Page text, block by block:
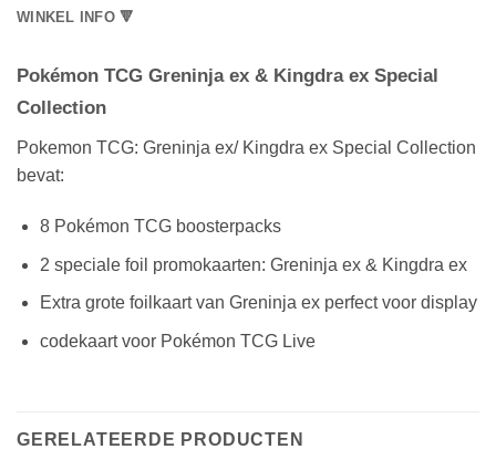
WINKEL INFO 🔻
Pokémon TCG Greninja ex & Kingdra ex Special
Collection
Pokemon TCG: Greninja ex/ Kingdra ex Special Collection
bevat:
8 Pokémon TCG boosterpacks
2 speciale foil promokaarten: Greninja ex & Kingdra ex
Extra grote foilkaart van Greninja ex perfect voor display
codekaart voor Pokémon TCG Live
GERELATEERDE PRODUCTEN